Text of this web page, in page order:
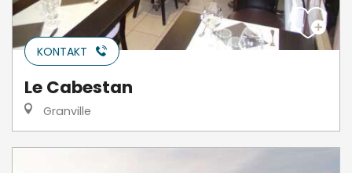
KONTAKT
Le Cabestan
Granville